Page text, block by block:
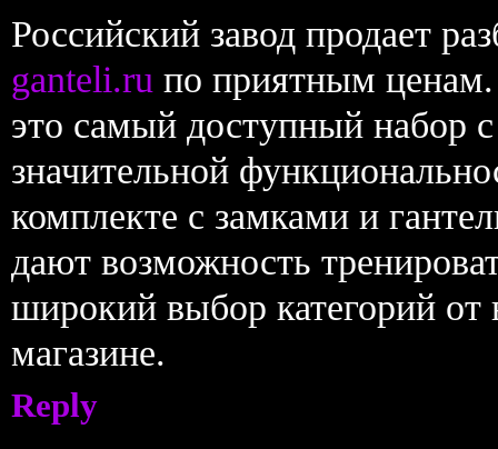
Российский завод продает
ganteli.ru по приятным
это самый доступный набор
значительной
комплекте с замками и
дают возможность
широкий выбор категорий от
магазине.
Reply